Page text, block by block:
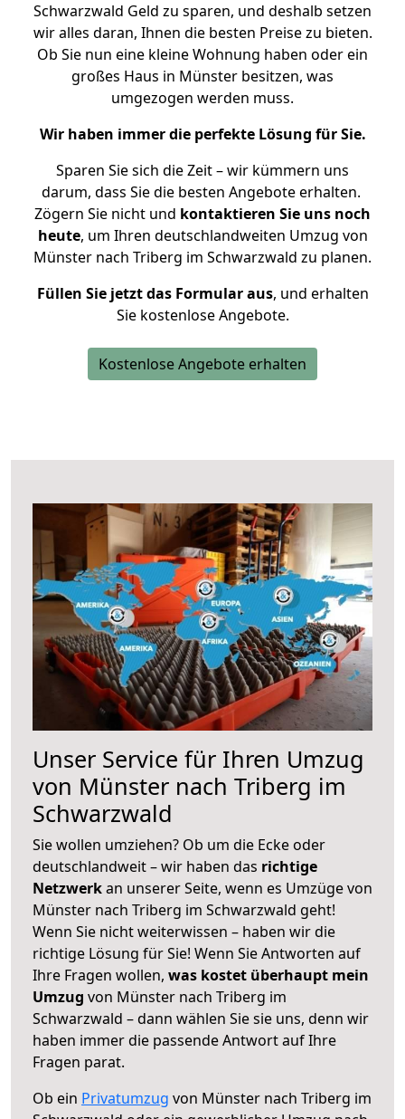
Schwarzwald Geld zu sparen, und deshalb setzen
wir alles daran, Ihnen die besten Preise zu bieten.
Ob Sie nun eine kleine Wohnung haben oder ein
großes Haus in Münster besitzen, was
umgezogen werden muss.
Wir haben immer die perfekte Lösung für Sie.
Sparen Sie sich die Zeit – wir kümmern uns
darum, dass Sie die besten Angebote erhalten.
Zögern Sie nicht und kontaktieren Sie uns noch
heute, um Ihren deutschlandweiten Umzug von
Münster nach Triberg im Schwarzwald zu planen.
Füllen Sie jetzt das Formular aus, und erhalten
Sie kostenlose Angebote.
Kostenlose Angebote erhalten
Unser Service für Ihren Umzug
von Münster nach Triberg im
Schwarzwald
Sie wollen umziehen? Ob um die Ecke oder
deutschlandweit – wir haben das richtige
Netzwerkan unserer Seite, wenn es Umzüge von
Münster nach Triberg im Schwarzwald geht!
Wenn Sie nicht weiterwissen – haben wir die
richtige Lösung für Sie! Wenn Sie Antworten auf
Ihre Fragen wollen, was kostet überhaupt mein
Umzug von Münster nach Triberg im
Schwarzwald – dann wählen Sie sie uns, denn wir
haben immer die passende Antwort auf Ihre
Fragen parat.
Ob ein Privatumzug von Münster nach Triberg im